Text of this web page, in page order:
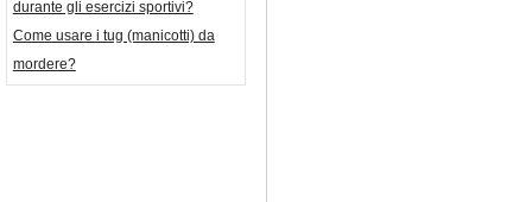
durante gli esercizi sportivi?
Come usare i tug (manicotti) da
mordere?